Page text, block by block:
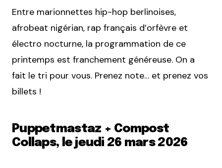
Entre marionnettes hip-hop berlinoises,
afrobeat nigérian, rap français d’orfèvre et
électro nocturne, la programmation de ce
printemps est franchement généreuse. On a
fait le tri pour vous. Prenez note… et prenez vos
billets !
Puppetmastaz + Compost
Collaps, le jeudi 26 mars 2026